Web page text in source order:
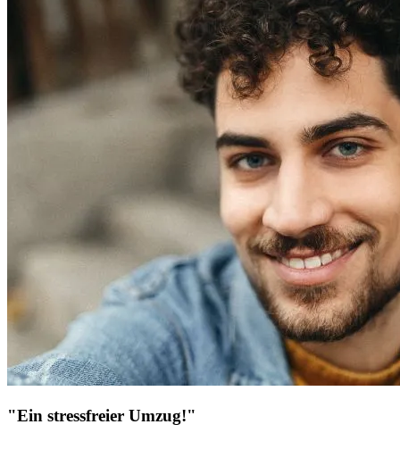
"Ein stressfreier Umzug!"